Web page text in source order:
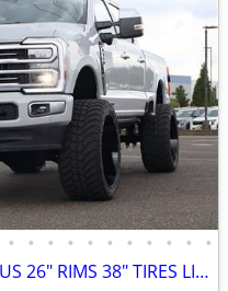
• • • • • • • • • • •
2025 Ford F-350 PLATINUM PLUS 26" RIMS 38" TIRES LIFTED DIESEL TRUC